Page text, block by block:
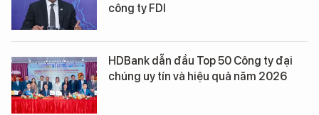
công ty FDI
HDBank dẫn đầu Top 50 Công ty đại
chúng uy tín và hiệu quả năm 2026